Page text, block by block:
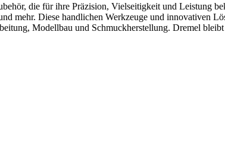
die für ihre Präzision, Vielseitigkeit und Leistung
mehr. Diese handlichen Werkzeuge und innovativen
Modellbau und Schmuckherstellung. Dremel